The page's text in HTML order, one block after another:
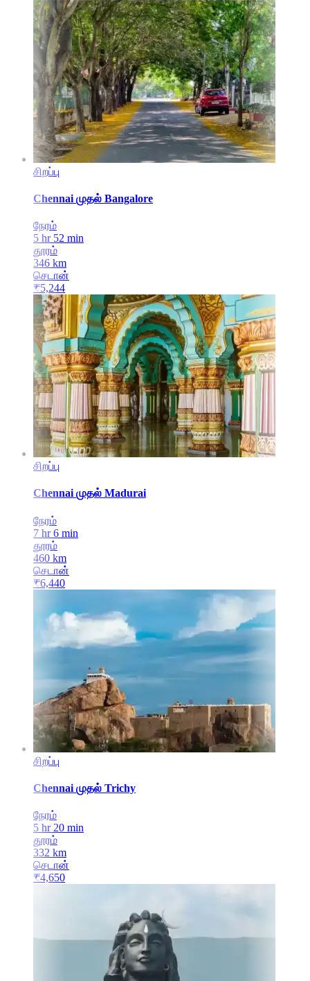
சிறப்பு
Chennai முதல் Bangalore
நேரம்
5 hr 52 min
தூரம்
346 km
செடான்
₹5,244
சிறப்பு
Chennai முதல் Madurai
நேரம்
7 hr 6 min
தூரம்
460 km
செடான்
₹6,440
சிறப்பு
Chennai முதல் Trichy
நேரம்
5 hr 20 min
தூரம்
332 km
செடான்
₹4,650